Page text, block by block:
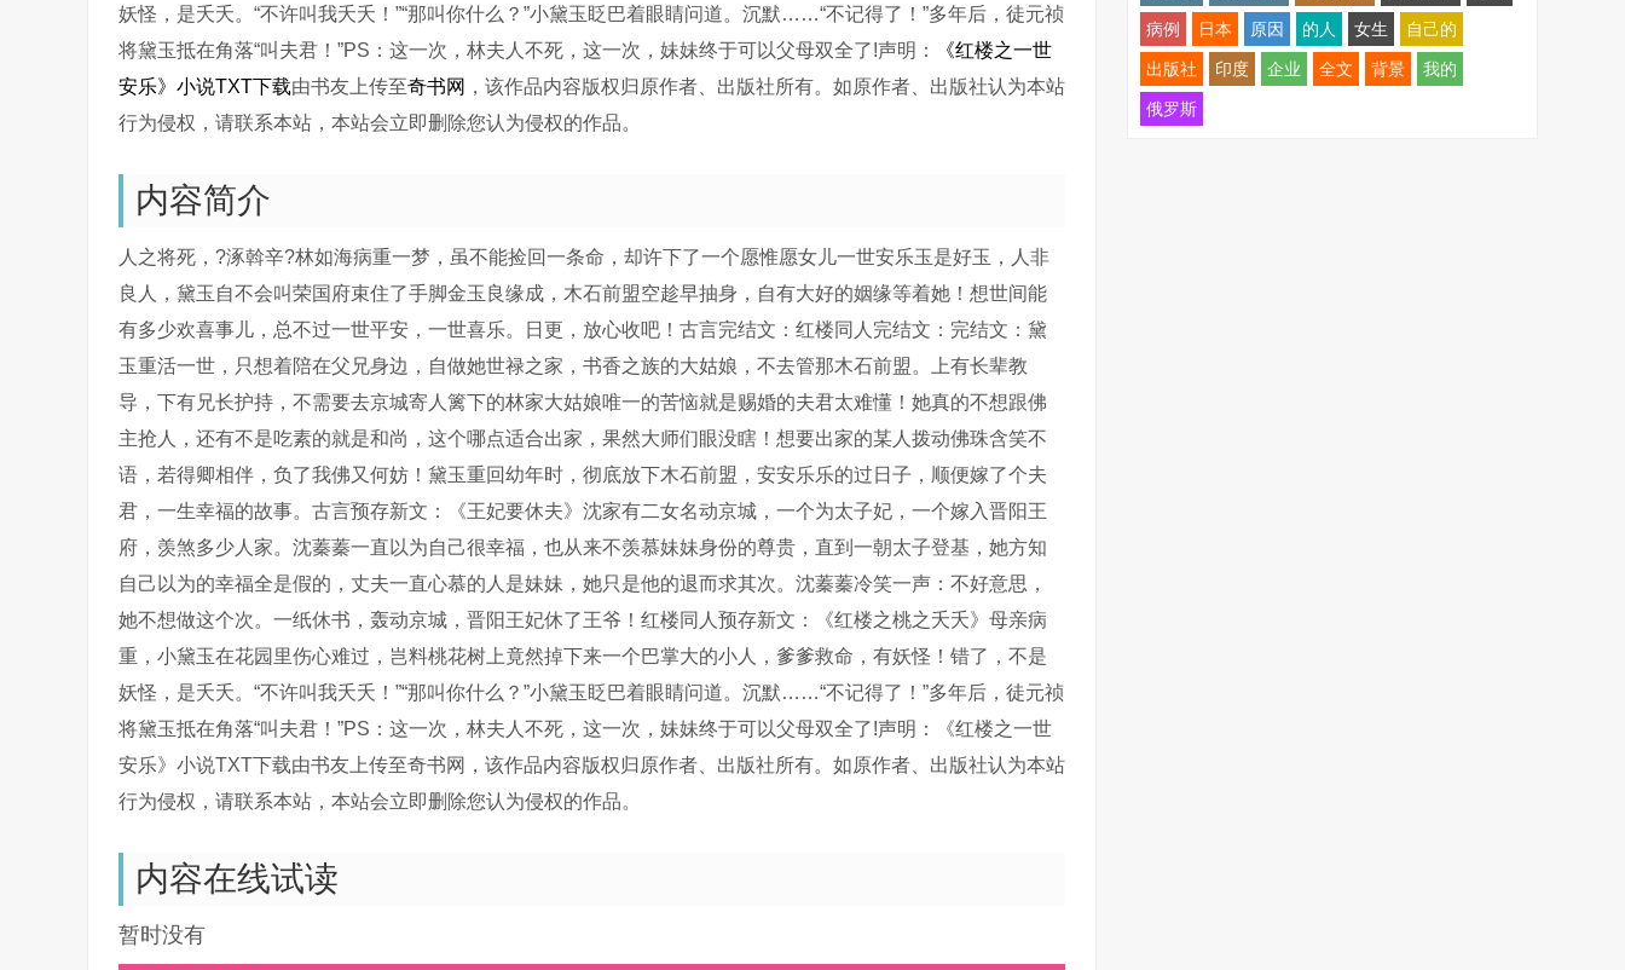
妖怪，是夭夭。“不许叫我夭夭！”“那叫你什么？”小黛玉眨巴着眼睛问道。沉默……“不记得了！”多年后，徒元祯
将黛玉抵在角落“叫夫君！”PS：这一次，林夫人不死，这一次，妹妹终于可以父母双全了!声明：
《红楼之一世
安乐》小说TXT下载由书友上传至奇书网 ，该作品内容版权归原作者、出版社所有。如原作者、出版社认为本站
行为侵权，请联系本站，本站会立即删除您认为侵权的作品。
内容简介
人之将死，?涿斡辛?林如海病重一梦，虽不能捡回一条命，却许下了一个愿惟愿女儿一世安乐玉是好玉，人非
良人，黛玉自不会叫荣国府束住了手脚金玉良缘成，木石前盟空趁早抽身，自有大好的姻缘等着她！想世间能
有多少欢喜事儿，总不过一世平安，一世喜乐。日更，放心收吧！古言完结文：红楼同人完结文：完结文：黛
玉重活一世，只想着陪在父兄身边，自做她世禄之家，书香之族的大姑娘，不去管那木石前盟。上有长辈教
导，下有兄长护持，不需要去京城寄人篱下的林家大姑娘唯一的苦恼就是赐婚的夫君太难懂！她真的不想跟佛
主抢人，还有不是吃素的就是和尚，这个哪点适合出家，果然大师们眼没瞎！想要出家的某人拨动佛珠含笑不
语，若得卿相伴，负了我佛又何妨！黛玉重回幼年时，彻底放下木石前盟，安安乐乐的过日子，顺便嫁了个夫
君，一生幸福的故事。古言预存新文：《王妃要休夫》沈家有二女名动京城，一个为太子妃，一个嫁入晋阳王
府，羡煞多少人家。沈蓁蓁一直以为自己很幸福，也从来不羡慕妹妹身份的尊贵，直到一朝太子登基，她方知
自己以为的幸福全是假的，丈夫一直心慕的人是妹妹，她只是他的退而求其次。沈蓁蓁冷笑一声：不好意思，
她不想做这个次。一纸休书，轰动京城，晋阳王妃休了王爷！红楼同人预存新文：《红楼之桃之夭夭》母亲病
重，小黛玉在花园里伤心难过，岂料桃花树上竟然掉下来一个巴掌大的小人，爹爹救命，有妖怪！错了，不是
妖怪，是夭夭。“不许叫我夭夭！”“那叫你什么？”小黛玉眨巴着眼睛问道。沉默……“不记得了！”多年后，徒元祯
将黛玉抵在角落“叫夫君！”PS：这一次，林夫人不死，这一次，妹妹终于可以父母双全了!声明：《红楼之一世
安乐》小说TXT下载由书友上传至奇书网，该作品内容版权归原作者、出版社所有。如原作者、出版社认为本站
行为侵权，请联系本站，本站会立即删除您认为侵权的作品。
内容在线试读
暂时没有
病例 日本 原因 的人 女生 自己的
出版社 印度 企业 全文 背景 我的
俄罗斯